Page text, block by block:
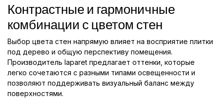
Контрастные и гармоничные
комбинации с цветом стен
Выбор цвета стен напрямую влияет на восприятие плитки
под дерево и общую перспективу помещения.
Производитель laparet предлагает оттенки, которые
легко сочетаются с разными типами освещенности и
позволяют поддерживать визуальный баланс между
поверхностями.